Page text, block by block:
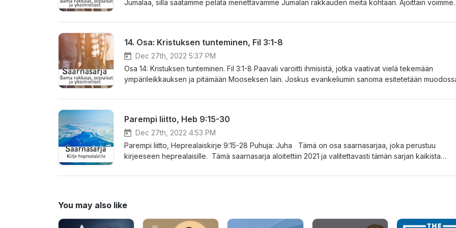
Jumalaa, sillä saatamme pelätä menettävämme Jumalan rakkauden meitä kohtaan. Ajoittain voimme
jos Kristuksen ristillä täyttämä työ ja hänen rakkautensa meitä kohtaan olisikin motivaatiomme
12.9.2021 ja tämä saarna on sen kymmenes osa. Puhuja p.Ekku, Helmikuu 2022.
14. Osa: Kristuksen tunteminen, Fil 3:1-8
Dec 27th, 2022 5:37 PM
Osa 14: Kristuksen tunteminen. Fil 3:1-8 Paavali varoitti ihmisistä, jotka vaativat vielä tekemään
ympärileikkauksen ja pitämään Mooseksen lain. Joskus evankeliumin sanoma esitetetään
mainitut ihmiset vaativat tekemään, mutta piti sen roskana. Paavalille tärkein asia oli Kristuksen
kirjeeseen Filippiläisille. Tämä saarnasarja aloitettiin 12.9.2021 ja tämä saarna on sen kymmenes osa.
Puhuja p.Ekku, tammikuu 2022.
Parempi liitto, Heb 9:15-30
Dec 27th, 2022 4:53 PM
Parempi liitto, Heprealaiskirje 9:15-28 Puhuja: Juha Tämä on osa saarnasarjaa, joka perustuu
kirjeeseen heprealaisille. Tämä saarnasarja aloitettiin 2021 ja valitettavasti tämän sarjan kaikista
You may also like